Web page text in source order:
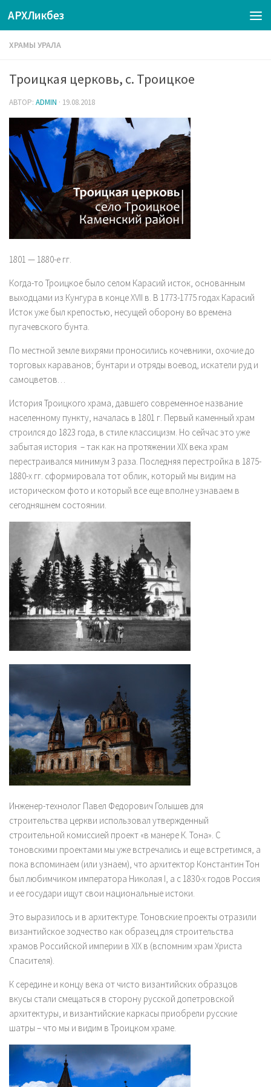
АРХЛикбез
ХРАМЫ УРАЛА
Троицкая церковь, с. Троицкое
АВТОР: ADMIN · 19.08.2018
1801 — 1880-е гг.
Когда-то Троицкое было селом Карасий исток, основанным
выходцами из Кунгура в конце XVII в. В 1773-1775 годах Карасий
Исток уже был крепостью, несущей оборону во времена
пугачевского бунта.
По местной земле вихрями проносились кочевники, охочие до
торговых караванов; бунтари и отряды воевод, искатели руд и
самоцветов…
История Троицкого храма, давшего современное название
населенному пункту, началась в 1801 г. Первый каменный храм
строился до 1823 года, в стиле классицизм. Но сейчас это уже
забытая история – так как на протяжении XIX века храм
перестраивался минимум 3 раза. Последняя перестройка в 1875-
1880-х гг. сформировала тот облик, который мы видим на
историческом фото и который все еще вполне узнаваем в
сегодняшнем состоянии.
Инженер-технолог Павел Федорович Голышев для
строительства церкви использовал утвержденный
строительной комиссией проект «в манере К. Тона». С
тоновскими проектами мы уже встречались и еще встретимся, а
пока вспоминаем (или узнаем), что архитектор Константин Тон
был любимчиком императора Николая I, а с 1830-х годов Россия
и ее государи ищут свои национальные истоки.
Это выразилось и в архитектуре. Тоновские проекты отразили
византийское зодчество как образец для строительства
храмов Российской империи в XIX в (вспомним храм Христа
Спасителя).
К середине и концу века от чисто византийских образцов
вкусы стали смещаться в сторону русской допетровской
архитектуры, и византийские каркасы приобрели русские
шатры – что мы и видим в Троицком храме.